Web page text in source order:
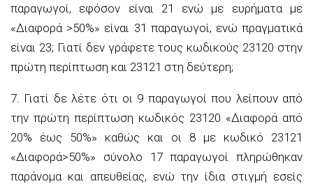
παραγωγοί, εφόσον είναι 21 ενώ με ευρήματα με
«Διαφορά >50%» είναι 31 παραγωγοί, ενώ πραγματικά
είναι 23; Γιατί δεν γράφετε τους κωδικούς 23120 στην
πρώτη περίπτωση και 23121 στη δεύτερη;
7. Γιατί δε λέτε ότι οι 9 παραγωγοί που λείπουν από
την πρώτη περίπτωση κωδικός 23120 «Διαφορά από
20% έως 50%» καθώς και οι 8 με κωδικό 23121
«Διαφορά>50%» σύνολο 17 παραγωγοί πληρώθηκαν
παράνομα και απευθείας, ενώ την ίδια στιγμή εσείς